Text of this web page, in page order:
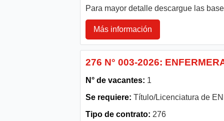
Para mayor detalle descargue las
Más información
276 N° 003-2026:
N° de vacantes: 1
Se requiere: Título/Licenciatura de
Tipo de contrato: 276